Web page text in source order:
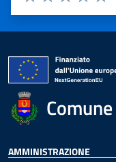
Valuta
Valuta 3
Valuta 2 stelle
Valuta 1 stelle su 5
AMMINISTRAZIONE